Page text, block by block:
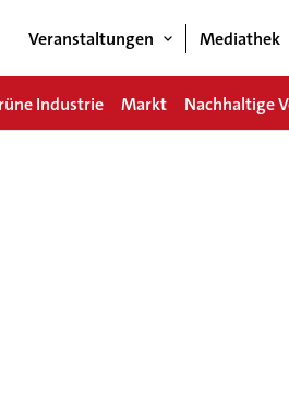
Veranstaltungen Mediathek
Industrie Markt Nachhaltige